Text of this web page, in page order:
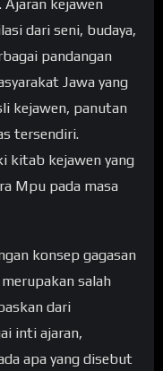
Ajaran kejawen
dari seni, budaya,
pandangan
Jawa yang
kejawen, panutan
tersendiri.
kitab kejawen yang
Mpu pada masa
konsep gagasan
salah
dari
inti ajaran,
apa yang disebut